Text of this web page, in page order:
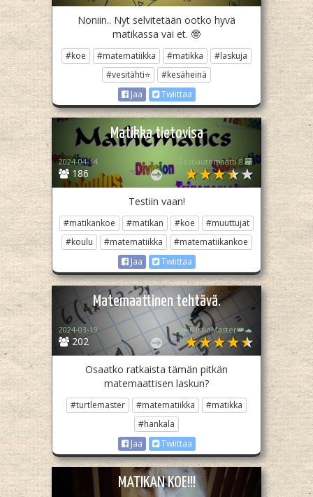
Noniin.. Nyt selvitetään ootko hyvä
matikassa vai et. 🤓
#koe #matematiikka #matikka
#laskuja
#vesitähti⭐
#kesäheinä
Jaa
Twiittaa
Matikka tietovisa
186
2024-04-14 Testiautomaatti📄🏧
Testiin vaan!
#matikankoe #matikan #koe
#muuttujat
#koulu
#matematiikka
#matematiikankoe
Jaa
Twiittaa
Matemaattinen tehtävä.
202
2024-03-19 🐢👑TurtleMaster👑🐢
Osaatko ratkaista tämän pitkän
matemaattisen laskun?
#turtlemaster #matematiikka
#matikka
#hankala
Jaa
Twiittaa
MATIKAN KOE!!!